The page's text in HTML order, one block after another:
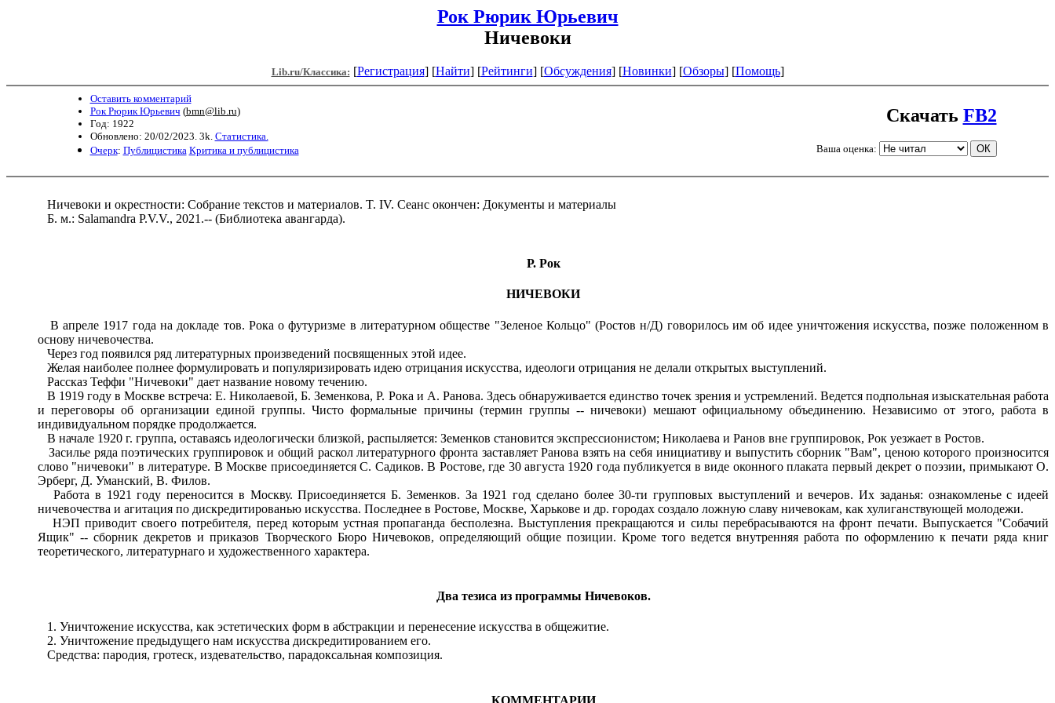
Рок Рюрик Юрьевич
Ничевоки
Lib.ru/Классика: [Регистрация] [Найти] [Рейтинги] [Обсуждения] [Новинки] [Обзоры] [Помощь]
Оставить комментарий
Рок Рюрик Юрьевич (bmn@lib.ru)
Год: 1922
Обновлено: 20/02/2023. 3k. Статистика.
Очерк: Публицистика Критика и публицистика
Скачать FB2
Ваша оценка:
Ничевоки и окрестности: Собрание текстов и материалов. T. IV. Сеанс окончен: Документы и материалы
Б. м.: Salamandra P.V.V., 2021.-- (Библиотека авангарда).
Р. Рок
НИЧЕВОКИ
В апреле 1917 года на докладе тов. Рока о футуризме в литературном обществе "Зеленое Кольцо" (Ростов н/Д) говорилось им об идее уничтожения искусства, позже положенном в
основу ничевочества.
Через год появился ряд литературных произведений посвященных этой идее.
Желая наиболее полнее формулировать и популяризировать идею отрицания искусства, идеологи отрицания не делали открытых выступлений.
Рассказ Теффи "Ничевоки" дает название новому течению.
В 1919 году в Москве встреча: Е. Николаевой, Б. Земенкова, Р. Рока и А. Ранова. Здесь обнаруживается единство точек зрения и устремлений. Ведется подпольная изыскательная работа
и переговоры об организации единой группы. Чисто формальные причины (термин группы -- ничевоки) мешают официальному объединению. Независимо от этого, работа в
индивидуальном порядке продолжается.
В начале 1920 г. группа, оставаясь идеологически близкой, распыляется: Земенков становится экспрессионистом; Николаева и Ранов вне группировок, Рок уезжает в Ростов.
Засилье ряда поэтических группировок и общий раскол литературного фронта заставляет Ранова взять на себя инициативу и выпустить сборник "Вам", ценою которого произносится
слово "ничевоки" в литературе. В Москве присоединяется С. Садиков. В Ростове, где 30 августа 1920 года публикуется в виде оконного плаката первый декрет о поэзии, примыкают О.
Эрберг, Д. Уманский, В. Филов.
Работа в 1921 году переносится в Москву. Присоединяется Б. Земенков. За 1921 год сделано более 30-ти групповых выступлений и вечеров. Их заданья: ознакомленье с идеей
ничевочества и агитация по дискредитированью искусства. Последнее в Ростове, Москве, Харькове и др. городах создало ложную славу ничевокам, как хулиганствующей молодежи.
НЭП приводит своего потребителя, перед которым устная пропаганда бесполезна. Выступления прекращаются и силы перебрасываются на фронт печати. Выпускается "Собачий
Ящик" -- сборник декретов и приказов Творческого Бюро Ничевоков, определяющий общие позиции. Кроме того ведется внутренняя работа по оформлению к печати ряда книг
теоретического, литературнаго и художественного характера.
Два тезиса из программы Ничевоков.
1. Уничтожение искусства, как эстетических форм в абстракции и перенесение искусства в общежитие.
2. Уничтожение предыдущего нам искусства дискредитированием его.
Средства: пародия, гротеск, издевательство, парадоксальная композиция.
КОММЕНТАРИИ